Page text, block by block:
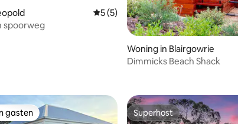
4,94 op 5, 51 recensies
Gemiddelde beoordeling van 5 op
5 (5)
spoorweg
Woning in Blairgowrie
Dimmicks Beach Shack
gasten
gasten Superhost
Superhost